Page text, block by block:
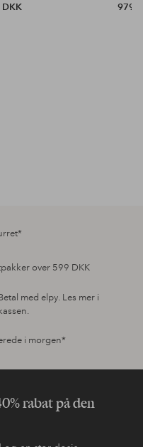
979
over 599 DKK
med elpy. Les mer i
i morgen*
rabat på den